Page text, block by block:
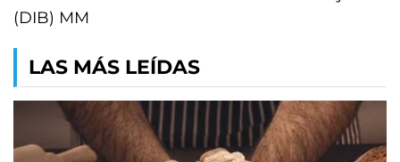
(DIB) MM
LAS MÁS LEÍDAS